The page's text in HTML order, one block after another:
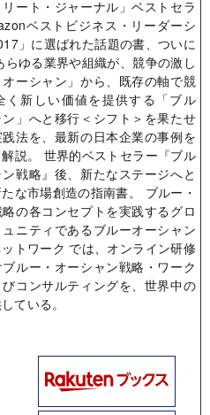
ート・ジャーナル」ベストセラ
ベストビジネス・リーダーシ
」に選ばれた話題の書、ついに
らゆる業界や組織が、競争の激し
ーシャン」から、既存の軸で競
く新しい価値を提供する「ブル
」へと移行＜シフト＞を果たせ
法を、最新の日本企業の事例を
説。 世界的ベストセラー『ブル
戦略』後、新たなステージへと
な市場創造の指南書。 ブルー・
の各コンセプトを実践するグロ
ニティであるブルーオーシャン
トワーク では、オンライン研修
ルー・オーシャン戦略・ワーク
コンサルティングを、世界中の
ている。